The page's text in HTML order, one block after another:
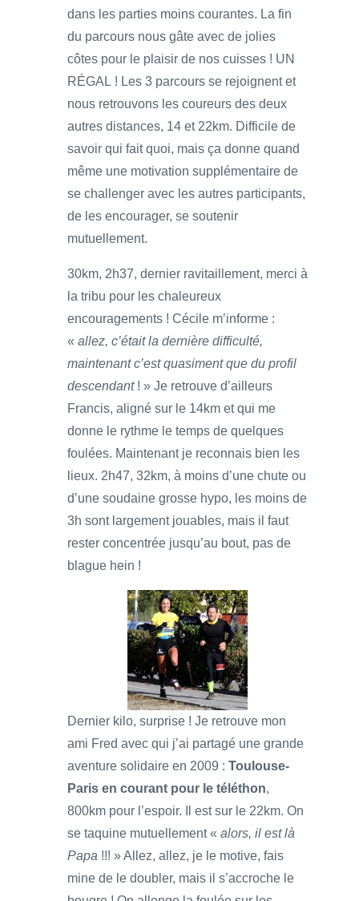
dans les parties moins courantes. La fin
du parcours nous gâte avec de jolies
côtes pour le plaisir de nos cuisses ! UN
RÉGAL ! Les 3 parcours se rejoignent et
nous retrouvons les coureurs des deux
autres distances, 14 et 22km. Difficile de
savoir qui fait quoi, mais ça donne quand
même une motivation supplémentaire de
se challenger avec les autres participants,
de les encourager, se soutenir
mutuellement.
30km, 2h37, dernier ravitaillement, merci à
la tribu pour les chaleureux
encouragements ! Cécile m’informe :
« allez, c’était la dernière difficulté,
maintenant c’est quasiment que du profil
descendant! » Je retrouve d’ailleurs
Francis, aligné sur le 14km et qui me
donne le rythme le temps de quelques
foulées. Maintenant je reconnais bien les
lieux. 2h47, 32km, à moins d’une chute ou
d’une soudaine grosse hypo, les moins de
3h sont largement jouables, mais il faut
rester concentrée jusqu’au bout, pas de
blague hein !
Dernier kilo, surprise ! Je retrouve mon
ami Fred avec qui j’ai partagé une grande
aventure solidaire en 2009 : Toulouse-
Paris en courant pour le téléthon,
800km pour l’espoir. Il est sur le 22km. On
se taquine mutuellement « alors, il est là
Papa !!! » Allez, allez, je le motive, fais
mine de le doubler, mais il s’accroche le